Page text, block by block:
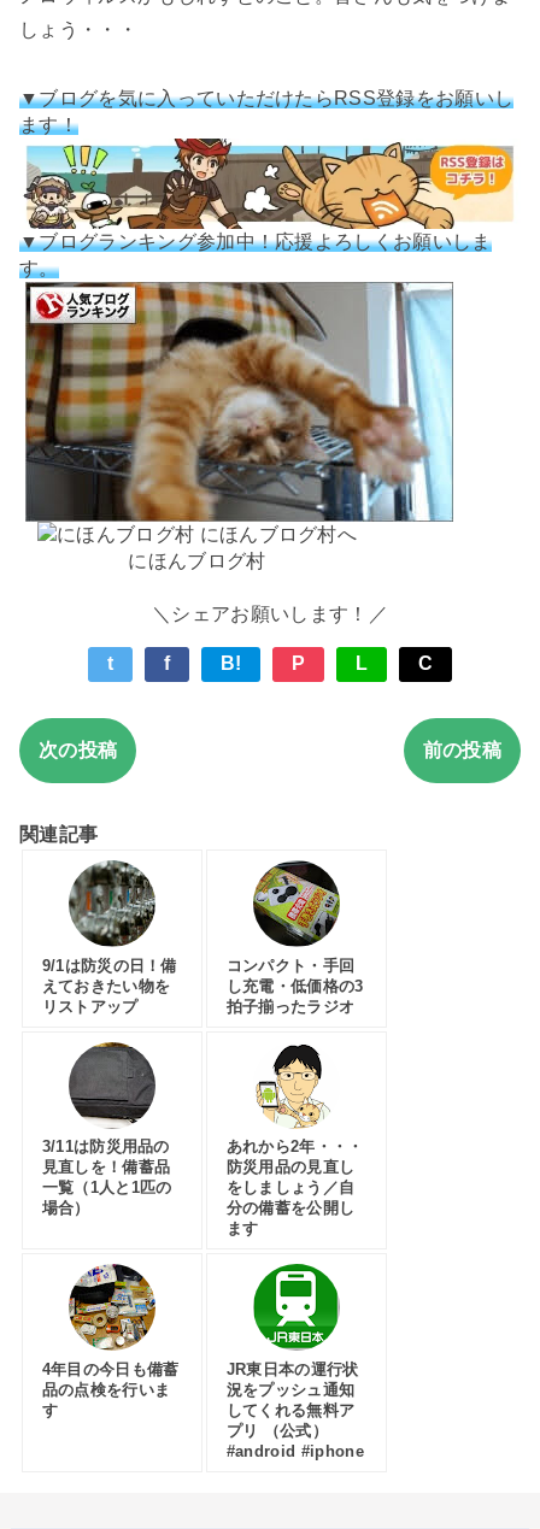
しょう・・・
▼ブログを気に入っていただけたらRSS登録をお願いし
ます！
▼ブログランキング参加中！応援よろしくお願いしま
す。
にほんブログ村
＼シェアお願いします！／
t f B! P L C
次の投稿 前の投稿
関連記事
9/1は防災の日！備
えておきたい物を
リストアップ
コンパクト・手回
し充電・低価格の3
拍子揃ったラジオ
3/11は防災用品の
見直しを！備蓄品
一覧（1人と1匹の
場合）
あれから2年・・・
防災用品の見直し
をしましょう／自
分の備蓄を公開し
ます
4年目の今日も備蓄
品の点検を行いま
す
JR東日本の運行状
況をプッシュ通知
してくれる無料ア
プリ （公式）
#android #iphone